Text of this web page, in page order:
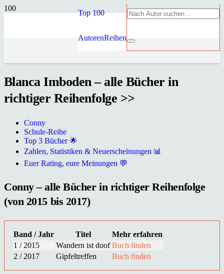
Top 100
AutorenReihen
Blanca Imboden – alle Bücher in
richtiger Reihenfolge >>
Conny
Schule-Reihe
Top 3 Bücher 🌟
Zahlen, Statistiken & Neuerscheinungen 📊
Euer Rating, eure Meinungen 💬
Conny – alle Bücher in richtiger Reihenfolge
(von 2015 bis 2017)
Band / Jahr Titel
Mehr erfahren
1 / 2015
Wandern ist doof Buch finden
2 / 2017
Gipfeltreffen Buch finden